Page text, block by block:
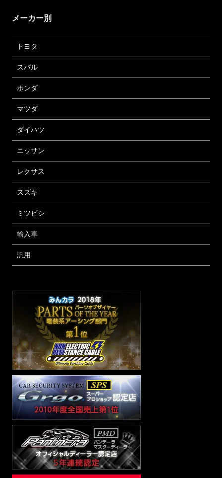
メーカー別
トヨタ
スバル
ホンダ
マツダ
ダイハツ
ニッサン
レクサス
スズキ
ミツビシ
輸入車
汎用